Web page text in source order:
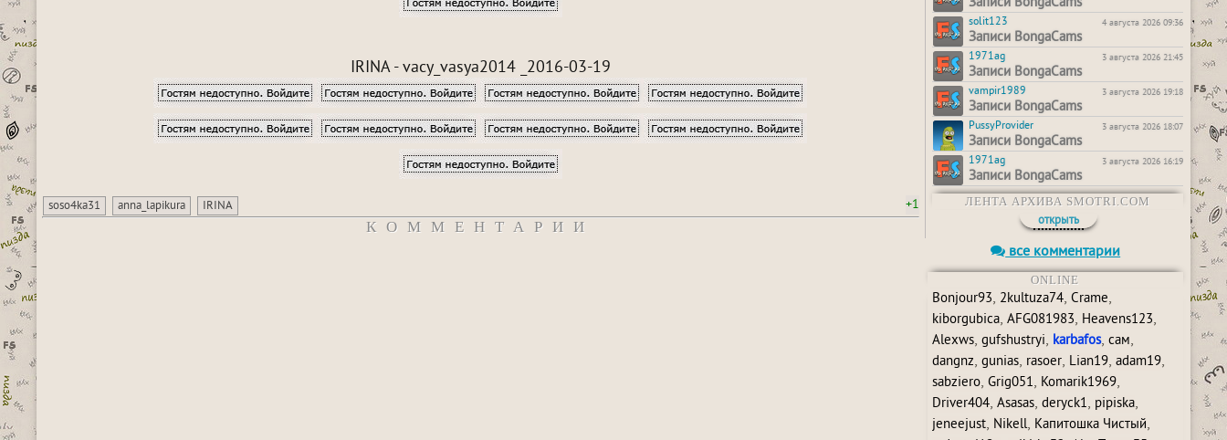
IRINA - vacy_vasya2014 _2016-03-19
soso4ka31 anna_lapikura IRINA +1
КОММЕНТАРИИ
solit123 4 августа 2026 09:36
Записи BongaCams
1971ag 3 августа 2026 21:45
Записи BongaCams
vampir1989 3 августа 2026 19:18
Записи BongaCams
PussyProvider 3 августа 2026 18:07
Записи BongaCams
1971ag 3 августа 2026 16:19
Записи BongaCams
ЛЕНТА АРХИВА SMOTRI.COM
открыть
все комментарии
ONLINE
Bonjour93, 2kultuza74, Crame,
kiborgubica, AFG081983, Heavens123,
Alexws, gufshustryi, karbafos, сам,
dangnz, gunias, rasoer, Lian19, adam19,
sabziero, Grig051, Komarik1969,
Driver404, Asasas, deryck1, pipiska,
jeneejust, Nikell, Капитошка Чистый,